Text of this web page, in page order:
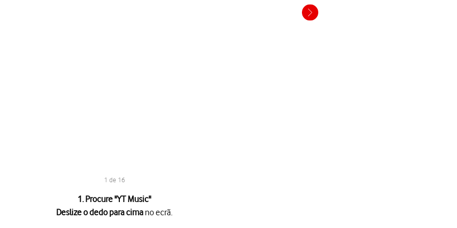
1 de 16
1. Procure "YT Music"
Deslize o dedo para cimano ecrã.